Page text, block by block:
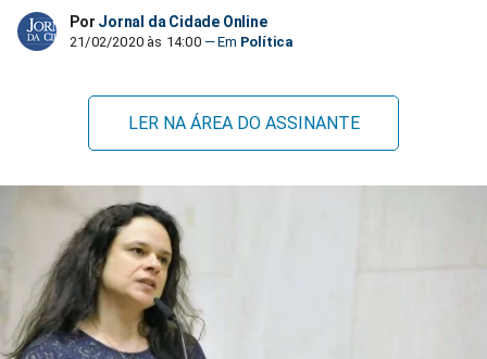
Por Jornal da Cidade Online
21/02/2020 às 14:00 Política
LER NA ÁREA DO ASSINANTE